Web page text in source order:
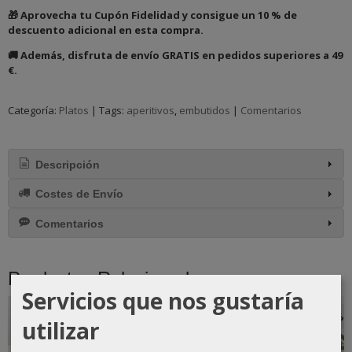
🎁 Aprovecha tu Cupón Fidelidad y consigue un 10 % de
descuento adicional en esta compra.
🚚 Además, disfruta de envío GRATIS en pedidos superiores a 49
€.
Categoría: Platos | Tags: aperitivos embutidos | Comentarios
Descripción
Costes de Envío
Comentarios
Productos Relacionados
-10 %
Servicios que nos gustaría
utilizar